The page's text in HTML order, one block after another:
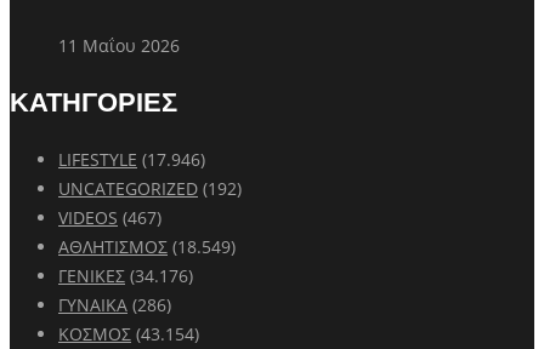
11 Μαΐου 2026
ΚΑΤΗΓΟΡΙΕΣ
LIFESTYLE (17.946)
UNCATEGORIZED (192)
VIDEOS (467)
ΑΘΛΗΤΙΣΜΟΣ (18.549)
ΓΕΝΙΚΕΣ (34.176)
ΓΥΝΑΙΚΑ (286)
ΚΟΣΜΟΣ (43.154)